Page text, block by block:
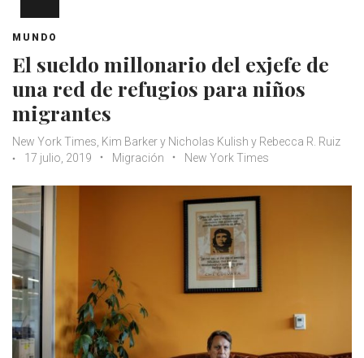
MUNDO
El sueldo millonario del exjefe de
una red de refugios para niños
migrantes
New York Times, Kim Barker y Nicholas Kulish y Rebecca R. Ruiz
17 julio, 2019
Migración New York Times